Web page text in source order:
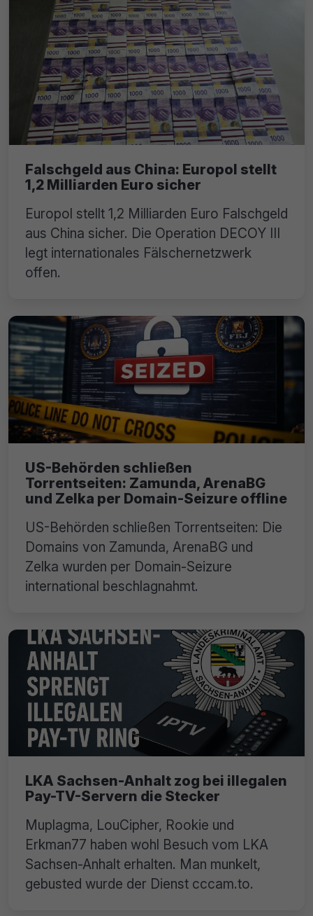
Falschgeld aus China: Europol stellt
1,2 Milliarden Euro sicher
Europol stellt 1,2 Milliarden Euro Falschgeld
aus China sicher. Die Operation DECOY III
legt internationales Fälschernetzwerk
offen.
US-Behörden schließen
Torrentseiten: Zamunda, ArenaBG
und Zelka per Domain-Seizure offline
US-Behörden schließen Torrentseiten: Die
Domains von Zamunda, ArenaBG und
Zelka wurden per Domain-Seizure
international beschlagnahmt.
LKA Sachsen-Anhalt zog bei illegalen
Pay-TV-Servern die Stecker
Muplagma, LouCipher, Rookie und
Erkman77 haben wohl Besuch vom LKA
Sachsen-Anhalt erhalten. Man munkelt,
gebusted wurde der Dienst cccam.to.